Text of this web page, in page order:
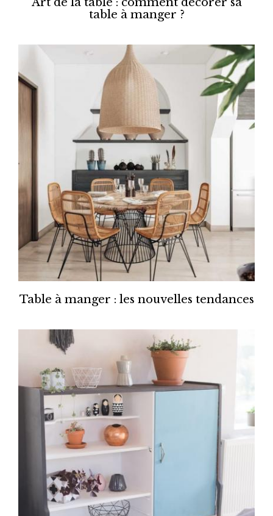
table à manger ?
Table à manger : les nouvelles tendances